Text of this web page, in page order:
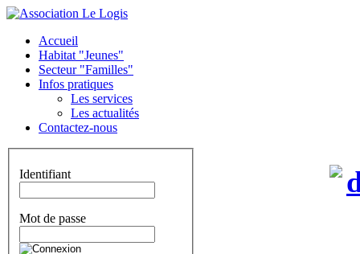
Accueil
Habitat "Jeunes"
Secteur "Familles"
Infos pratiques
Les services
Les actualités
Contactez-nous
Identifiant
Mot de passe